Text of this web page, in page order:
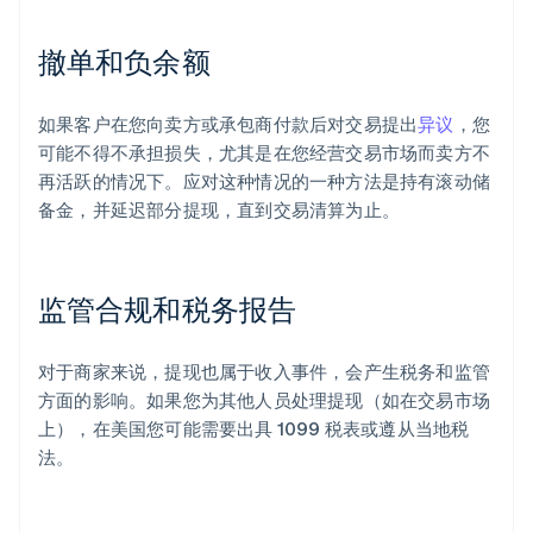
撤单和负余额
如果客户在您向卖方或承包商付款后对交易提出异议 ，您
可能不得不承担损失，尤其是在您经营交易市场而卖方不
再活跃的情况下。应对这种情况的一种方法是持有滚动储
备金，并延迟部分提现，直到交易清算为止。
监管合规和税务报告
对于商家来说，提现也属于收入事件，会产生税务和监管
方面的影响。如果您为其他人员处理提现（如在交易市场
上），在美国您可能需要出具 1099 税表或遵从当地税
法。